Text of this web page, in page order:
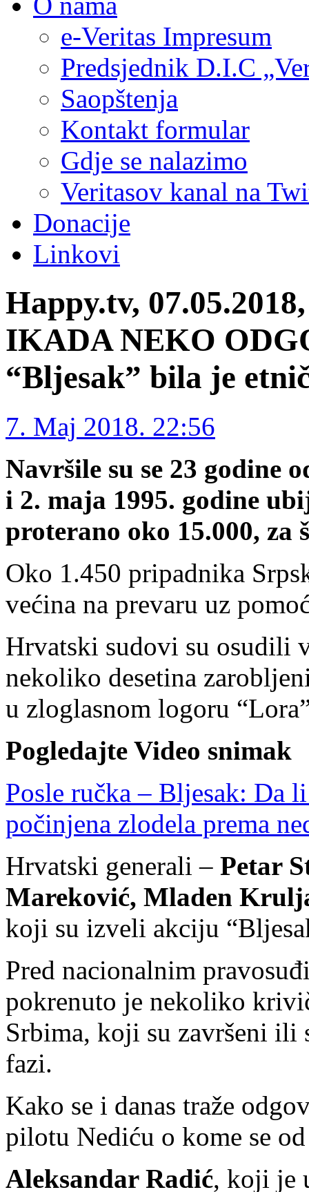
e-Veritas Impresum
Predsjednik D.I.C
Saopštenja
Kontakt formular
Gdje se nalazimo
Veritasov kanal na
Donacije
Linkovi
Happy.tv,
IKADA NEKO
“Bljesak” bila je
7. Maj 2018. 22:56
Navršile su se 23 godine
i 2. maja 1995. godine
proterano oko 15.000, za
Oko 1.450 pripadnika
većina na prevaru uz
Hrvatski sudovi su osudili
nekoliko desetina
u zloglasnom logoru
Pogledajte Video snimak
Posle ručka – Bljesak: Da
počinjena zlodela prema
Hrvatski generali – Petar
Mareković, Mladen
koji su izveli akciju
Pred nacionalnim
pokrenuto je nekoliko
Srbima, koji su završeni
fazi.
Kako se i danas traže
pilotu Nediću o kome se
Aleksandar Radić, koji je